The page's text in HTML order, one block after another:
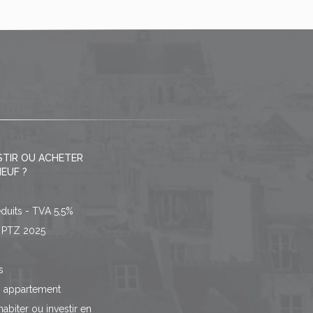
OU ACHETER
?
- TVA 5,5%
2025
appartement
ou investir en